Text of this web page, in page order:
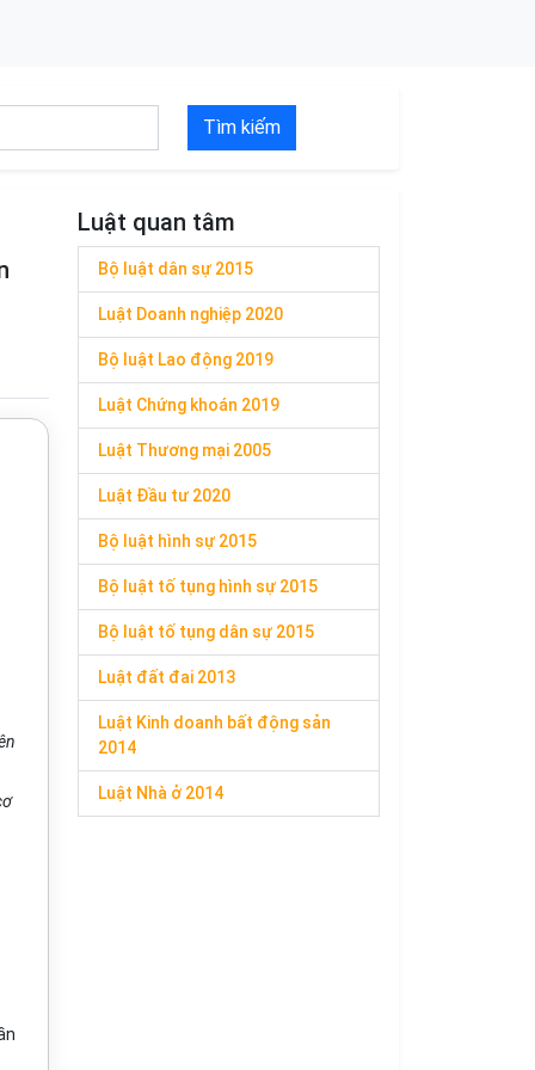
Tìm kiếm
Luật quan tâm
Bộ luật dân sự 2015
Luật Doanh nghiệp 2020
Bộ luật Lao động 2019
Luật Chứng khoán 2019
Luật Thương mại 2005
Luật Đầu tư 2020
Bộ luật hình sự 2015
Bộ luật tố tụng hình sự 2015
Bộ luật tố tụng dân sự 2015
Luật đất đai 2013
Luật Kinh doanh bất động sản
2014
Luật Nhà ở 2014